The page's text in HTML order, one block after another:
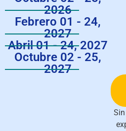
2026
Febrero 01 - 24,
2027
Abril 01 - 24, 2027
Octubre 02 - 25,
2027